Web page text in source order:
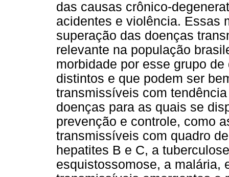
das causas crônico-
acidentes e violência. Essas
superação das doenças
relevante na população
morbidade por esse grupo
distintos e que podem ser
transmissíveis com
doenças para as quais se
prevenção e controle, como
transmissíveis com quadro
hepatites B e C, a
esquistossomose, a malária,